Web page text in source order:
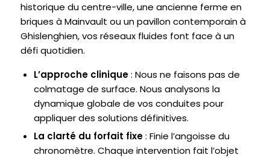
historique du centre-ville, une ancienne ferme en
briques à Mainvault ou un pavillon contemporain à
Ghislenghien, vos réseaux fluides font face à un
défi quotidien.
L’approche clinique: Nous ne faisons pas de
colmatage de surface. Nous analysons la
dynamique globale de vos conduites pour
appliquer des solutions définitives.
La clarté du forfait fixe: Finie l’angoisse du
chronomètre. Chaque intervention fait l’objet